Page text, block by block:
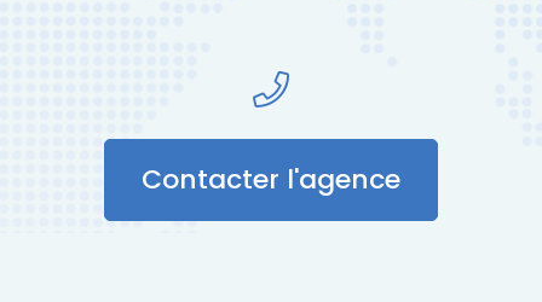
Contacter l'agence